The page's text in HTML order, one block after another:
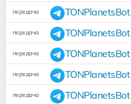
передача TONPlanetsBot
передача TONPlanetsBot
передача TONPlanetsBot
передача TONPlanetsBot
передача TONPlanetsBot